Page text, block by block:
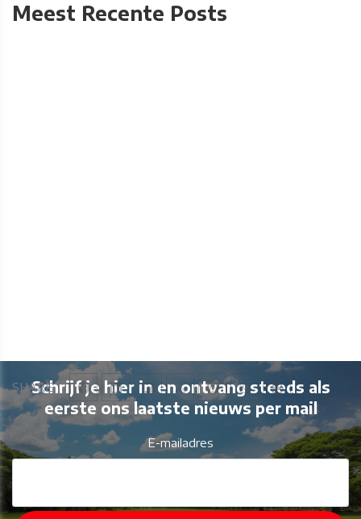
SHARE
Meest Recente Posts
Schrijf je hier in en ontvang steeds als
eerste ons laatste nieuws per mail
E-mailadres